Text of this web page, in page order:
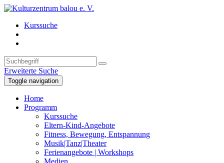
Kurssuche
Erweiterte Suche
Toggle navigation
Home
Programm
Kurssuche
Eltern-Kind-Angebote
Fitness, Bewegung, Entspannung
Musik|Tanz|Theater
Ferienangebote | Workshops
Medien